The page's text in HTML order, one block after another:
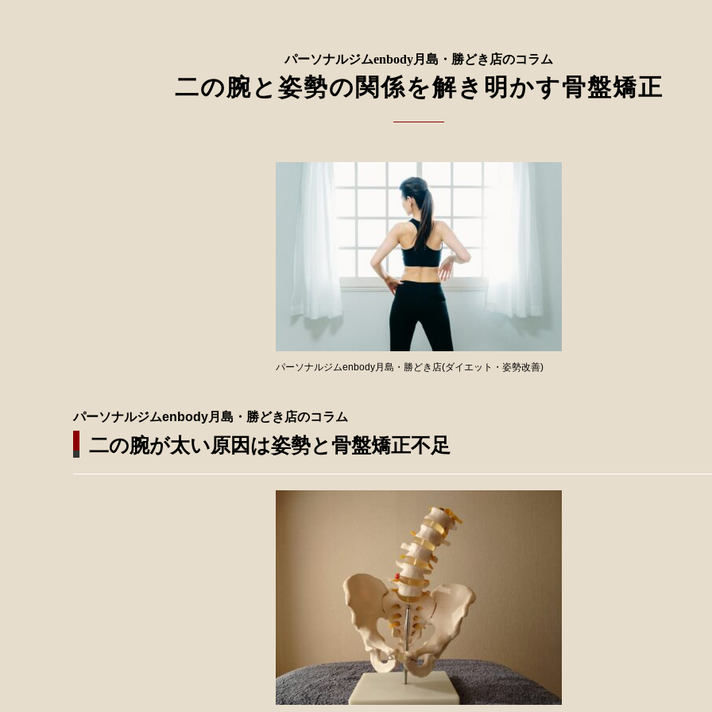
パーソナルジムenbody月島・勝どき店のコラム
二の腕と姿勢の関係を解き明かす骨盤矯正
パーソナルジムenbody月島・勝どき店(ダイエット・姿勢改善)
パーソナルジムenbody月島・勝どき店のコラム
二の腕が太い原因は姿勢と骨盤矯正不足